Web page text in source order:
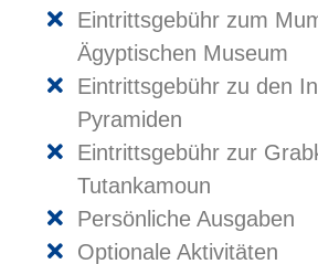
Eintrittsgebühr zum
Ägyptischen Museum
Eintrittsgebühr zu den
Pyramiden
Eintrittsgebühr zur
Tutankamoun
Persönliche Ausgaben
Optionale Aktivitäten